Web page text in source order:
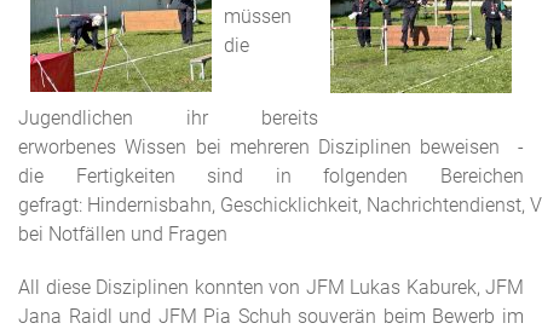
müssen
die
Jugendlichen ihr bereits
erworbenes Wissen bei mehreren Disziplinen beweisen -
die Fertigkeiten sind in folgenden Bereichen
gefragt: Hindernisbahn, Geschicklichkeit, Nachrichtendienst,
bei Notfällen und Fragen
All diese Disziplinen konnten von JFM Lukas Kaburek, JFM
Jana Raidl und JFM Pia Schuh souverän beim Bewerb im